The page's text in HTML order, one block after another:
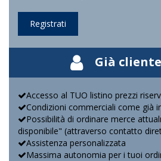
Registrati
Già
Accesso al TUO listino prezzi
Condizioni commerciali come già
Possibilità di ordinare merce
disponibile" (attraverso contatto
Assistenza personalizzata
Massima autonomia per i tuoi